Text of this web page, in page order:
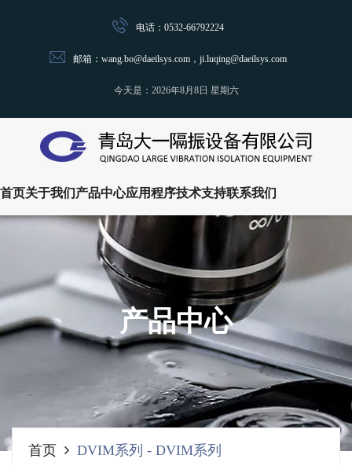
电话：0532-66792224
邮箱：wang.bo@daeilsys.com，ji.luqing@daeilsys.com
今天是： 2026年8月8日 星期六
首页关于我们产品中心应用程序技术支持联系我们
产品中心
首页 DVIM系列 - DVIM系列